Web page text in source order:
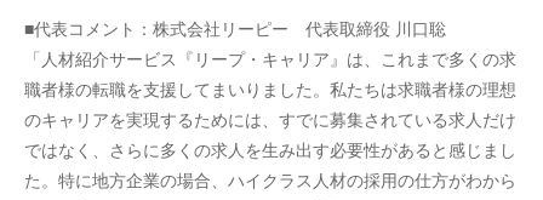
■代表コメント：株式会社リーピー　代表取締役 川口聡
「人材紹介サービス『リープ・キャリア』は、これまで多くの求
職者様の転職を支援してまいりました。私たちは求職者様の理想
のキャリアを実現するためには、すでに募集されている求人だけ
ではなく、さらに多くの求人を生み出す必要性があると感じまし
た。特に地方企業の場合、ハイクラス人材の採用の仕方がわから